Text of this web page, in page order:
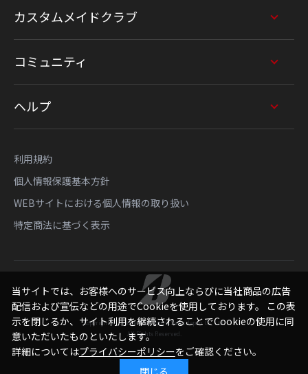
カスタムメイドクラブ
コミュニティ
ヘルプ
利用規約
個人情報保護基本方針
WEBサイトにおける個人情報の取り扱い
特定商法に基づく表示
Copyright © Bridgestone Sports Sales Japan Co., Ltd.
All Rights Reserved.
当サイトでは、お客様へのサービス向上ならびに当社商品の広告
配信および宣伝などの用途でCookieを使用しております。 この表
示を閉じるか、サイト利用を継続されることでCookieの使用に同
意いただいたものといたします。
詳細についてはプライバシーポリシーをご確認ください。